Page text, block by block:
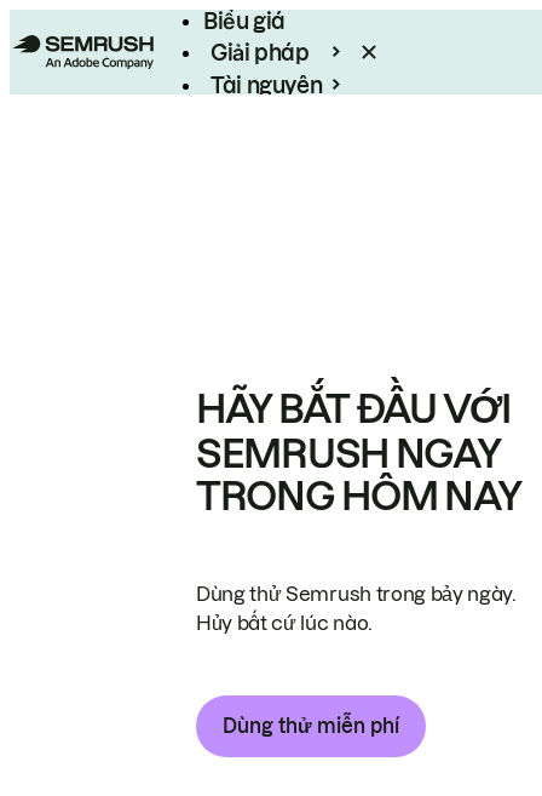
Biểu giá
Giải pháp
Tài nguyên
HÃY BẮT ĐẦU VỚI
SEMRUSH NGAY
TRONG HÔM NAY
Dùng thử Semrush trong bảy ngày.
Hủy bất cứ lúc nào.
Dùng thử miễn phí